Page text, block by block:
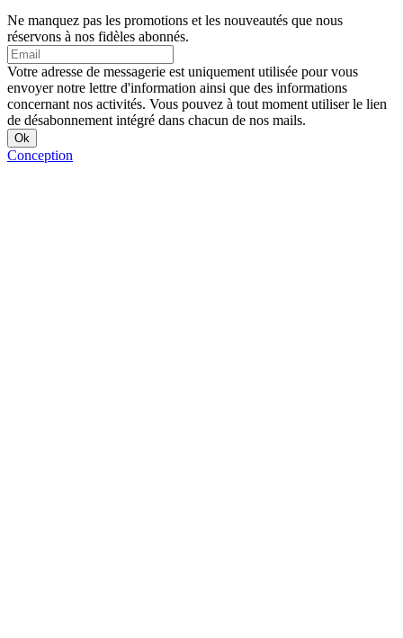
Ne manquez pas les promotions et les nouveautés que nous
réservons à nos fidèles abonnés.
Votre adresse de messagerie est uniquement utilisée pour vous
envoyer notre lettre d'information ainsi que des informations
concernant nos activités. Vous pouvez à tout moment utiliser le lien
de désabonnement intégré dans chacun de nos mails.
Conception